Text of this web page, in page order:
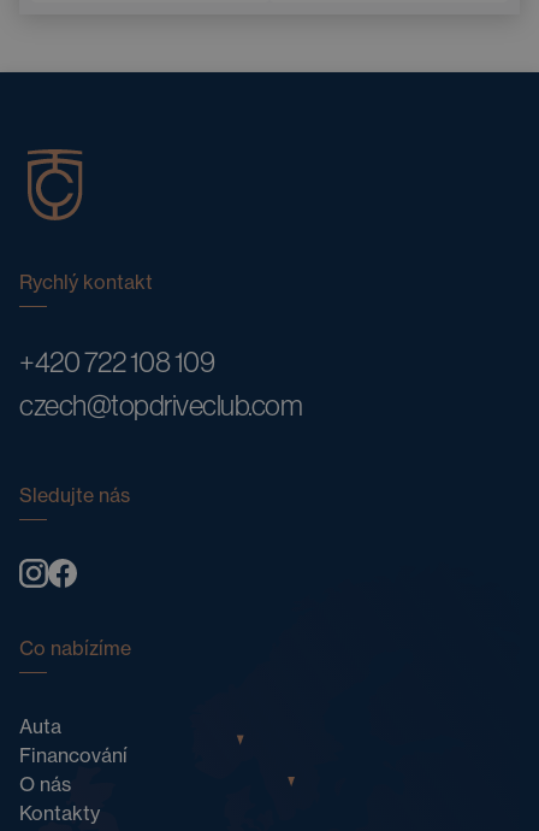
Rychlý kontakt
+420 722 108 109
czech@topdriveclub.com
Sledujte nás
Co nabízíme
Auta
Financování
O nás
Kontakty